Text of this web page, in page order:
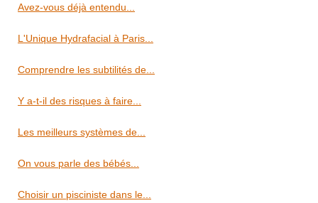
Avez-vous déjà entendu...
L'Unique Hydrafacial à Paris...
Comprendre les subtilités de...
Y a-t-il des risques à faire...
Les meilleurs systèmes de...
On vous parle des bébés...
Choisir un pisciniste dans le...